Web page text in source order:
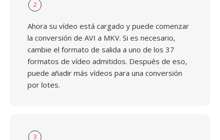
2
Ahora su vídeo está cargado y puede comenzar
la conversión de AVI a MKV. Si es necesario,
cambie el formato de salida a uno de los 37
formatos de vídeo admitidos. Después de eso,
puede añadir más vídeos para una conversión
por lotes.
3